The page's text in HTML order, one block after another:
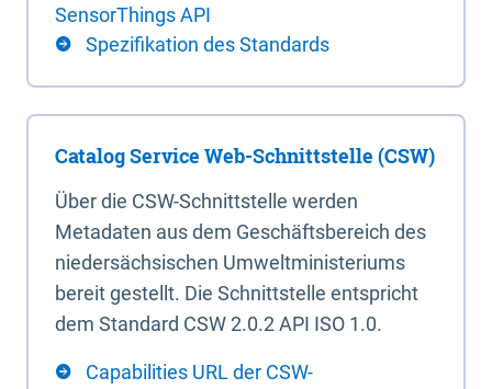
SensorThings API
Spezifikation des Standards
Catalog Service Web-Schnittstelle (CSW)
Über die CSW-Schnittstelle werden
Metadaten aus dem Geschäftsbereich des
niedersächsischen Umweltministeriums
bereit gestellt. Die Schnittstelle entspricht
dem Standard CSW 2.0.2 API ISO 1.0.
Capabilities URL der CSW-